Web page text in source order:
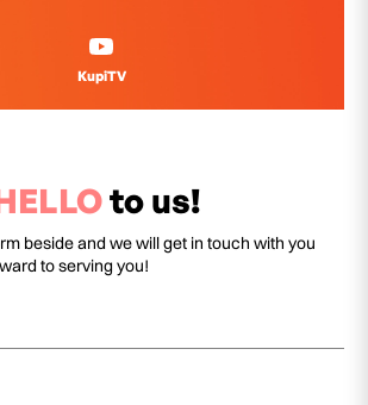
KupiTV
to us!
beside and we will get in touch with you
to serving you!